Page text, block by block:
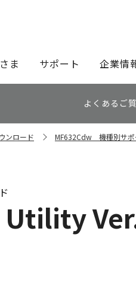
ま サポート 企業情
よくあるご
ンロード MF632Cdw 機種別サポ
Utility